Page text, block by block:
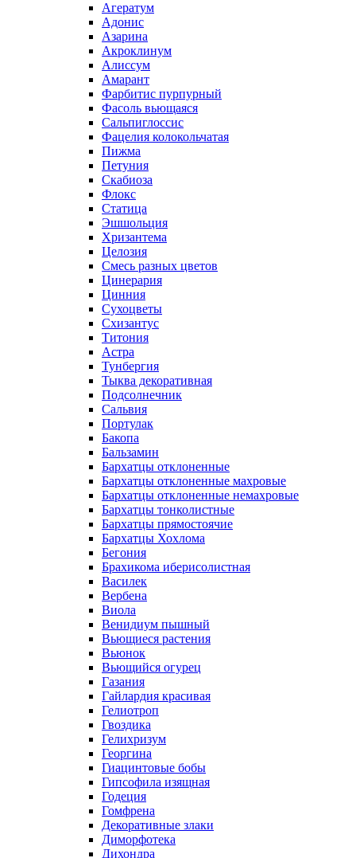
Агератум
Адонис
Азарина
Акроклинум
Алиссум
Амарант
Фарбитис пурпурный
Фасоль вьющаяся
Сальпиглоссис
Фацелия колокольчатая
Пижма
Петуния
Скабиоза
Флокс
Статица
Эшшольция
Хризантема
Целозия
Смесь разных цветов
Цинерария
Цинния
Сухоцветы
Схизантус
Титония
Астра
Тунбергия
Тыква декоративная
Подсолнечник
Сальвия
Портулак
Бакопа
Бальзамин
Бархатцы отклоненные
Бархатцы отклоненные махровые
Бархатцы отклоненные немахровые
Бархатцы тонколистные
Бархатцы прямостоячие
Бархатцы Хохлома
Бегония
Брахикома иберисолистная
Василек
Вербена
Виола
Венидиум пышный
Вьющиеся растения
Вьюнок
Вьющийся огурец
Газания
Гайлардия красивая
Гелиотроп
Гвоздика
Гелихризум
Георгина
Гиацинтовые бобы
Гипсофила изящная
Годеция
Гомфрена
Декоративные злаки
Диморфотека
Дихондра